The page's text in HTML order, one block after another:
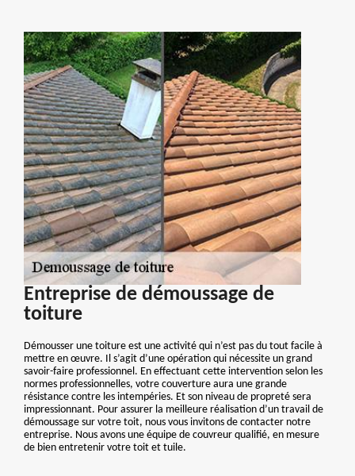
Entreprise de démoussage de
toiture
Démousser une toiture est une activité qui n’est pas du tout facile à
mettre en œuvre. Il s’agit d’une opération qui nécessite un grand
savoir-faire professionnel. En effectuant cette intervention selon les
normes professionnelles, votre couverture aura une grande
résistance contre les intempéries. Et son niveau de propreté sera
impressionnant. Pour assurer la meilleure réalisation d’un travail de
démoussage sur votre toit, nous vous invitons de contacter notre
entreprise. Nous avons une équipe de couvreur qualifié, en mesure
de bien entretenir votre toit et tuile.